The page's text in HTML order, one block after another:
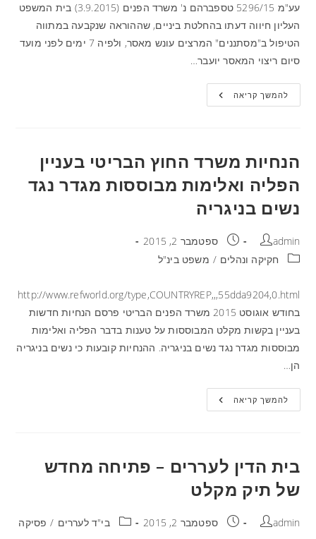
עע"מ 5296/15 טספברהם נ' משרד הפנים (3.9.2015) בית המשפט
העליון חיווה דעתו בהחלטת ביניים, שההוראה שנקבעה במתווה
הטיפול ב"מסתננים" המרצים עונש מאסר, ולפיה 7 ימים לפני מועד
סיום ריצוי המאסר יועבר…
להמשך קריאה
הנחיות משרד החוץ הבריטי בעניין
הפליה ואלימות מבוססות מגדר נגד
נשים בניגריה
admin
ספטמבר 2, 2015
חקיקה ונהלים / משפט בינ"ל
http://www.refworld.org/type,COUNTRYREP,,,55dda9204,0.html
בחודש אוגוסט 2015 משרד הפנים הבריטי פרסם הנחיות חדשות
בעניין בקשות מקלט המבוססות על טענות בדבר הפליה ואלימות
מבוססות מגדר נגד נשים בניגריה. ההנחיות קובעות כי נשים בניגריה
הן…
להמשך קריאה
בית הדין לעררים – פתיחה מחדש
של תיק מקלט
admin ספטמבר 2, 2015 בי"ד לעררים / פסיקה